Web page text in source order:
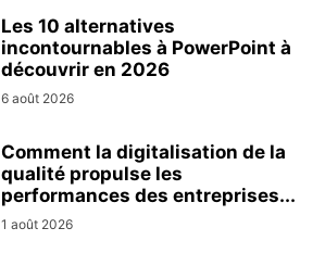
Les 10 alternatives
incontournables à PowerPoint à
découvrir en 2026
6 août 2026
Comment la digitalisation de la
qualité propulse les
performances des entreprises...
1 août 2026